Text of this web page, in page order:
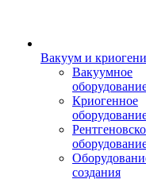
Вакуум и
Вакуумное
Криогенное
создания